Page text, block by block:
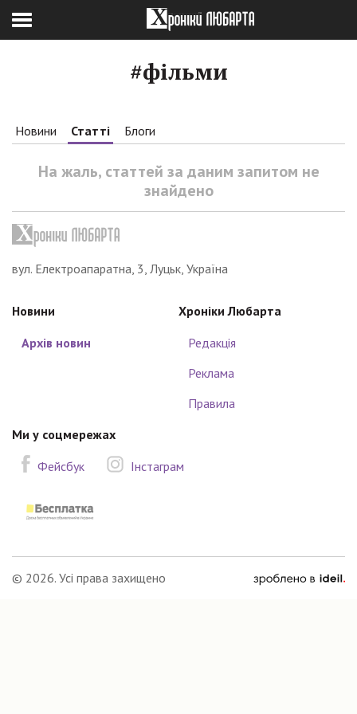
#фільми
Новини Статті Блоги
На жаль, статтей за даним запитом не
знайдено
вул. Електроапаратна, 3, Луцьк, Україна
Новини
Архів новин
Хроніки Любарта
Редакція
Реклама
Правила
Ми у соцмережах
Фейсбук
Інстаграм
© 2026. Усі права захищено
зроблено